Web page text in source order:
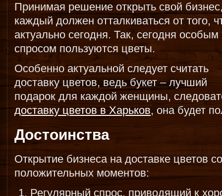
Принимая решение открыть свой
каждый должен отталкиваться от того,
актуально сегодня. Так, сегодня особым
спросом пользуются цветы.
Особенно актуальной следует считать
доставку цветов, ведь букет – лучший
подарок для каждой женщины,
доставку цветов в Харьков, она будет
Достоинства
Открытие бизнеса на доставке цветов
положительных моментов:
Регулярный спрос, приводящий к